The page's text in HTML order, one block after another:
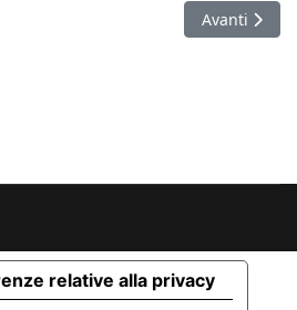
azzardo - spettacolo per
Articolo
Avanti
relative alla privacy